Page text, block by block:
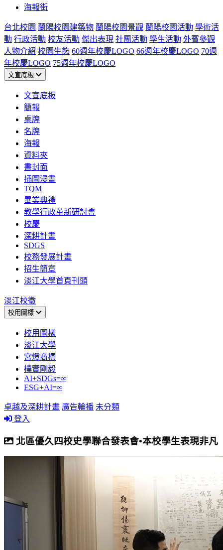
海報街
台北校園 蘭陽校園建築物 蘭陽校園景觀 蘭陽校園活動 學術活
動 行政活動 校友活動 傑出表現 社團活動 學生活動 外賓參觀
人物介紹 校園生態 60週年校慶LOGO 66週年校慶LOGO 70週
年校慶LOGO 75週年校慶LOGO
文宣底板
文宣底板
簡報
桌牌
名牌
海報
資料夾
書封面
插圖漫畫
TQM
畢業典禮
教學行政革新研討會
校慶
深耕計畫
SDGS
校務發展計畫
招生簡章
淡江大學首頁刊頭
淡江校徽
校用圖樣
校用圖樣
淡江大學
宮燈商標
樸實剛毅
AI+SDGs=∞
ESG+AI=∞
卓越及深耕計畫 廣告輪播 未分類
登入
北區優久四校史學聯合發表會•本校學生表現非凡